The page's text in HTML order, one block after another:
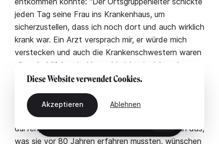
jeden Tag seine Frau ins Krankenhaus, um
sicherzustellen, dass ich noch dort und auch wirklich
krank war. Ein Arzt versprach mir, er würde mich
verstecken und auch die Krankenschwestern waren
alle sehr hilfsbereit. Heute bin ich mir sicher, dass
eine von ihnen gar keine Pflegekraft, sondern Jüdin
Heldentaten des Krieges." Heldentaten, aber auch
Schicksale, die nicht in Vergessenheit geraten
dürfen, dies betonen alle noch Lebenden, denn das,
was sie vor 80 Jahren erfahren mussten, wünschen
Diese Website verwendet Cookies.
Akzeptieren Ablehnen